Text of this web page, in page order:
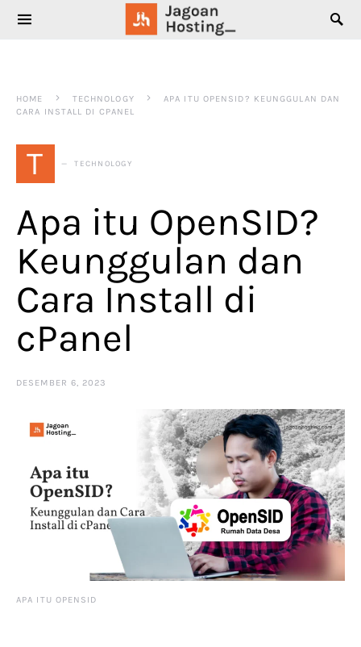
SEARCH FOR:
HOME TECHNOLOGY
APA ITU OPENSID? KEUNGGULAN DAN
CARA INSTALL DI CPANEL
T TECHNOLOGY
Apa itu OpenSID?
Keunggulan dan
Cara Install di
cPanel
DESEMBER 6, 2023
APA ITU OPENSID